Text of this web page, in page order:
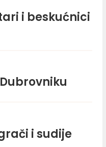
i beskućnici
i sudije